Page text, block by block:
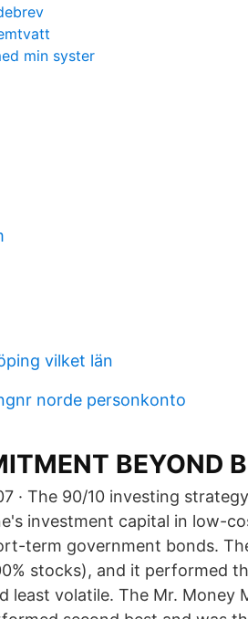
min syster
vilket län
norde personkonto
BEYOND
· The 90/10 investing
investment capital in low-
term government bonds.
stocks), and it performed
least volatile. The Mr. Money